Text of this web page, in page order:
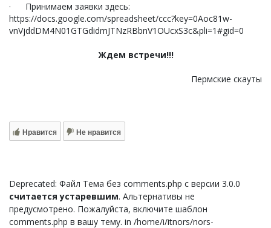
· Принимаем заявки здесь:
https://docs.google.com/spreadsheet/ccc?key=0Aoc81w-
vnVjddDM4N01GTGdidmJTNzRBbnV1OUcxS3c&pli=1#gid=0
Ждем встречи!!!
Пермские скауты
Нравится Не нравится
Deprecated: Файл Тема без comments.php с версии 3.0.0
считается устаревшим. Альтернативы не
предусмотрено. Пожалуйста, включите шаблон
comments.php в вашу тему. in /home/i/itnors/nors-